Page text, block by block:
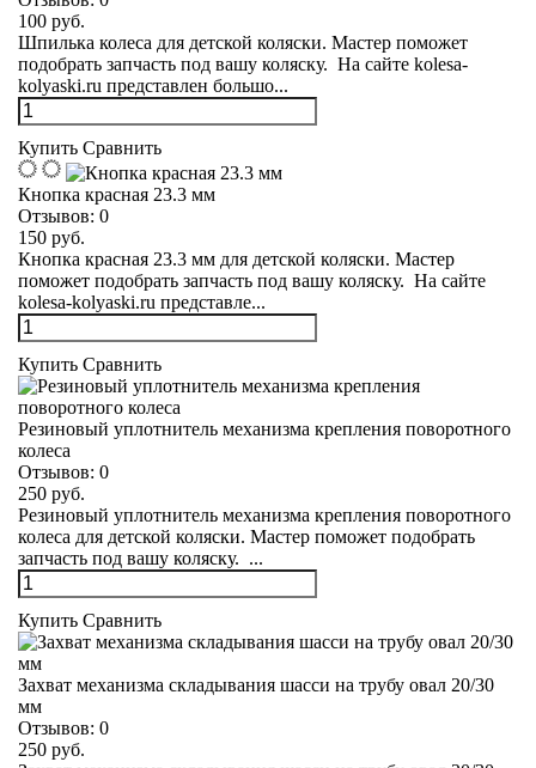
100 руб.
Шпилька колеса для детской коляски. Мастер поможет
подобрать запчасть под вашу коляску. На сайте kolesa-
kolyaski.ru представлен большо...
Купить Сравнить
Кнопка красная 23.3 мм
Отзывов: 0
150 руб.
Кнопка красная 23.3 мм для детской коляски. Мастер
поможет подобрать запчасть под вашу коляску. На сайте
kolesa-kolyaski.ru представле...
Купить Сравнить
Резиновый уплотнитель механизма крепления поворотного
колеса
Отзывов: 0
250 руб.
Резиновый уплотнитель механизма крепления поворотного
колеса для детской коляски. Мастер поможет подобрать
запчасть под вашу коляску. ...
Купить Сравнить
Захват механизма складывания шасси на трубу овал 20/30
мм
Отзывов: 0
250 руб.